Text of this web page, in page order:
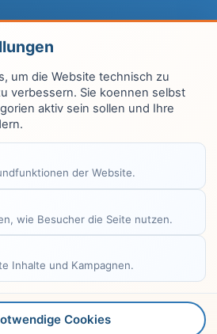
um die Website technisch zu
verbessern. Sie koennen selbst
aktiv sein sollen und Ihre
der Website.
wie Besucher die Seite nutzen.
Inhalte und Kampagnen.
Cookies